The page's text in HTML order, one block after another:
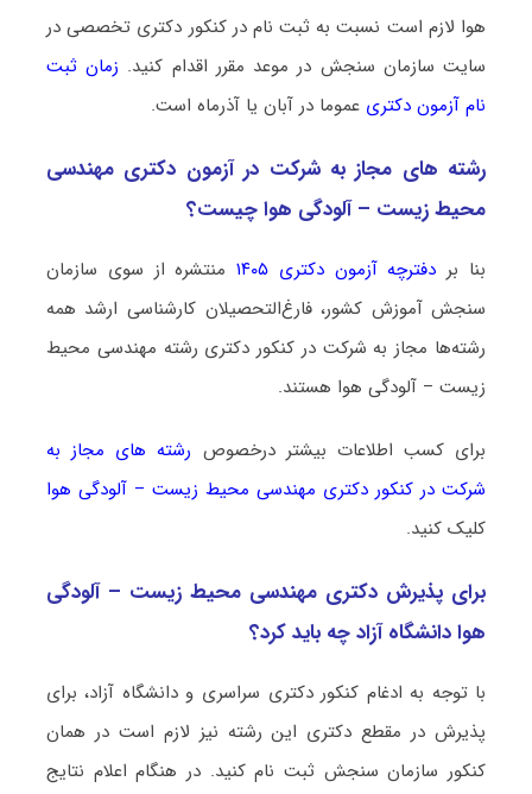
هوا لازم است نسبت به ثبت نام در کنکور دکتری تخصصی در
سایت سازمان سنجش در موعد مقرر اقدام کنید. زمان ثبت
نام آزمون دکتری عموما در آبان یا آذرماه است.
رشته­ های مجاز به شرکت در آزمون دکتری مهندسی
محیط زیست – آلودگی هوا چیست؟
بنا بر دفترچه آزمون دکتری ۱۴۰۵
منتشره از سوی سازمان
سنجش آموزش کشور، فارغ‌التحصیلان کارشناسی ارشد همه
رشته‌ها مجاز به شرکت در کنکور دکتری رشته مهندسی محیط
زیست – آلودگی هوا هستند.
برای کسب اطلاعات بیشتر درخصوص رشته های مجاز به
شرکت در کنکور دکتری مهندسی محیط زیست – آلودگی هوا
کلیک کنید.
برای پذیرش دکتری مهندسی محیط زیست – آلودگی
هوا دانشگاه آزاد چه باید کرد؟
با توجه به ادغام کنکور دکتری سراسری و دانشگاه آزاد، برای
پذیرش در مقطع دکتری این رشته نیز لازم است در همان
کنکور سازمان سنجش ثبت نام کنید. در هنگام اعلام نتایج